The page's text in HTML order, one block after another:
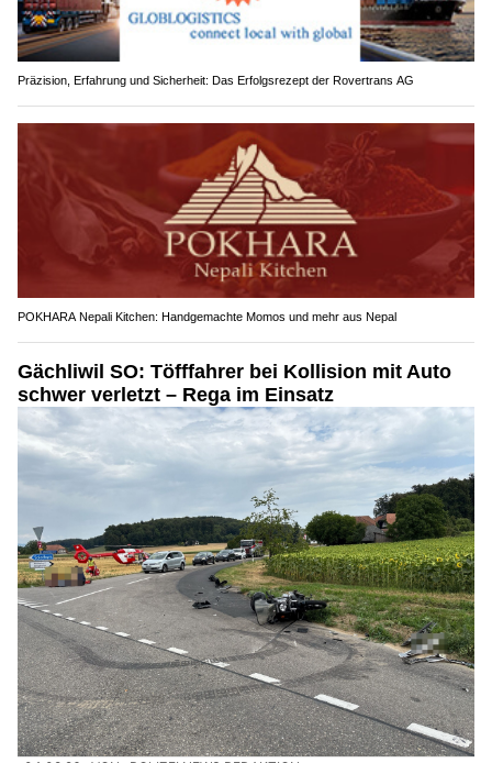
Präzision, Erfahrung und Sicherheit: Das Erfolgsrezept der Rovertrans AG
POKHARA Nepali Kitchen: Handgemachte Momos und mehr aus Nepal
Gächliwil SO: Töfffahrer bei Kollision mit Auto
schwer verletzt – Rega im Einsatz